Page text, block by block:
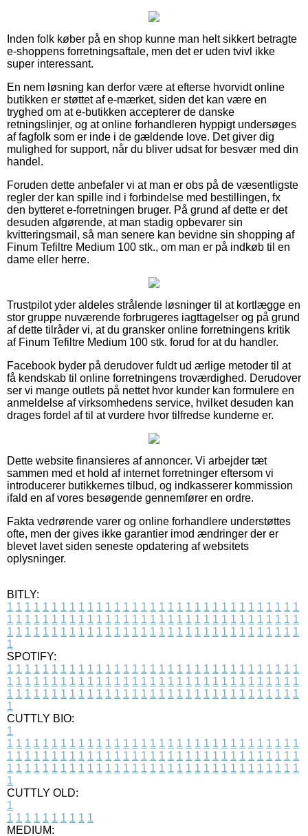
Inden folk køber på en shop kunne man helt sikkert betragte
e-shoppens forretningsaftale, men det er uden tvivl ikke
super interessant.
En nem løsning kan derfor være at efterse hvorvidt online
butikken er støttet af e-mærket, siden det kan være en
tryghed om at e-butikken accepterer de danske
retningslinjer, og at online forhandleren hyppigt undersøges
af fagfolk som er inde i de gældende love. Det giver dig
mulighed for support, når du bliver udsat for besvær med din
handel.
Foruden dette anbefaler vi at man er obs på de væsentligste
regler der kan spille ind i forbindelse med bestillingen, fx
den bytteret e-forretningen bruger. På grund af dette er det
desuden afgørende, at man stadig opbevarer sin
kvitteringsmail, så man senere kan bevidne sin shopping af
Finum Tefiltre Medium 100 stk., om man er på indkøb til en
dame eller herre.
Trustpilot yder aldeles strålende løsninger til at kortlægge en
stor gruppe nuværende forbrugeres iagttagelser og på grund
af dette tilråder vi, at du gransker online forretningens kritik
af Finum Tefiltre Medium 100 stk. forud for at du handler.
Facebook byder på derudover fuldt ud ærlige metoder til at
få kendskab til online forretningens troværdighed. Derudover
ser vi mange outlets på nettet hvor kunder kan formulere en
anmeldelse af virksomhedens service, hvilket desuden kan
drages fordel af til at vurdere hvor tilfredse kunderne er.
Dette website finansieres af annoncer. Vi arbejder tæt
sammen med et hold af internet forretninger eftersom vi
introducerer butikkernes tilbud, og indkasserer kommission
ifald en af vores besøgende gennemfører en ordre.
Fakta vedrørende varer og online forhandlere understøttes
ofte, men der gives ikke garantier imod ændringer der er
blevet lavet siden seneste opdatering af websitets
oplysninger.
BITLY:
1 1 1 1 1 1 1 1 1 1 1 1 1 1 1 1 1 1 1 1 1 1 1 1 1 1 1 1 1 1 1 1 1
1 1 1 1 1 1 1 1 1 1 1 1 1 1 1 1 1 1 1 1 1 1 1 1 1 1 1 1 1 1 1 1 1
1 1 1 1 1 1 1 1 1 1 1 1 1 1 1 1 1 1 1 1 1 1 1 1 1 1 1 1 1 1 1 1 1
1
SPOTIFY:
1 1 1 1 1 1 1 1 1 1 1 1 1 1 1 1 1 1 1 1 1 1 1 1 1 1 1 1 1 1 1 1 1
1 1 1 1 1 1 1 1 1 1 1 1 1 1 1 1 1 1 1 1 1 1 1 1 1 1 1 1 1 1 1 1 1
1 1 1 1 1 1 1 1 1 1 1 1 1 1 1 1 1 1 1 1 1 1 1 1 1 1 1 1 1 1 1 1 1
1
CUTTLY BIO:
1
1 1 1 1 1 1 1 1 1 1 1 1 1 1 1 1 1 1 1 1 1 1 1 1 1 1 1 1 1 1 1 1 1
1 1 1 1 1 1 1 1 1 1 1 1 1 1 1 1 1 1 1 1 1 1 1 1 1 1 1 1 1 1 1 1 1
1 1 1 1 1 1 1 1 1 1 1 1 1 1 1 1 1 1 1 1 1 1 1 1 1 1 1 1 1 1 1 1 1
1
CUTTLY OLD:
1
1 1 1 1 1 1 1 1 1 1
MEDIUM: